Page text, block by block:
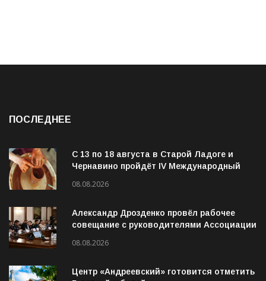
ПОСЛЕДНЕЕ
С 13 по 18 августа в Старой Ладоге и
Чернавино пройдёт IV Международный
08.08.2026
Александр Дрозденко провёл рабочее
совещание с руководителями Ассоциации
08.08.2026
Центр «Андреевский» готовится отметить